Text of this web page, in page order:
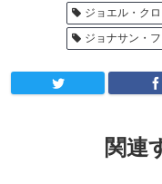
ジョエル・ク
ジョナサン・
関連